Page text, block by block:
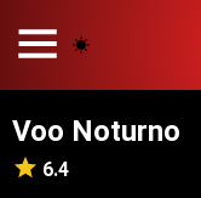
PRINCÍPIOS
POLÍTICA DE
Voo Noturno
6.4